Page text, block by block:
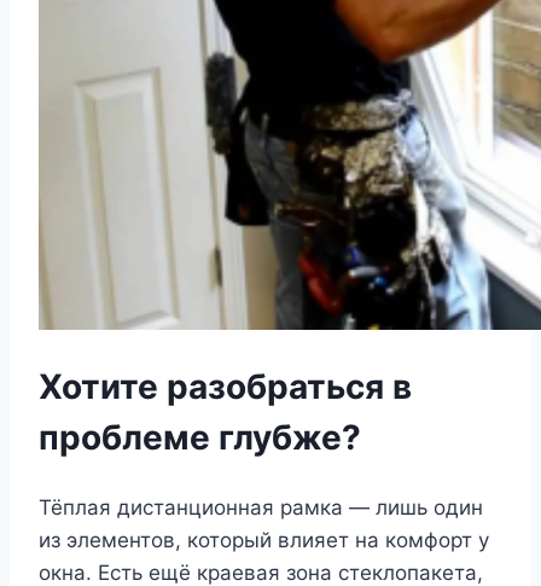
Хотите разобраться в
проблеме глубже?
Тёплая дистанционная рамка — лишь один
из элементов, который влияет на комфорт у
окна. Есть ещё краевая зона стеклопакета,